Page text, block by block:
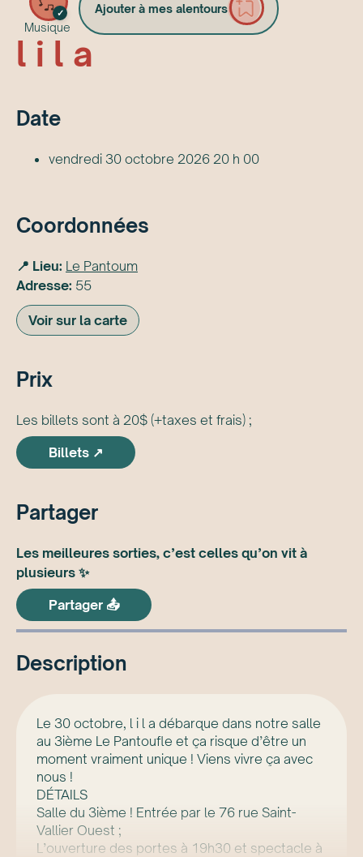
✓
Musique
Ajouter à mes alentours
l i l a
Date
vendredi 30 octobre 2026 20 h 00
Coordonnées
📍 Lieu: Le Pantoum
Adresse: 55
Voir sur la carte
Prix
Les billets sont à 20$ (+taxes et frais) ;
Billets ↗
Partager
Les meilleures sorties, c’est celles qu’on vit à
plusieurs ✨
Partager 📤
Description
Le 30 octobre, l i l a débarque dans notre salle
au 3ième Le Pantoufle et ça risque d’être un
moment vraiment unique ! Viens vivre ça avec
nous !
DÉTAILS
Salle du 3ième ! Entrée par le 76 rue Saint-
Vallier Ouest ;
L’ouverture des portes à 19h30 et spectacle à